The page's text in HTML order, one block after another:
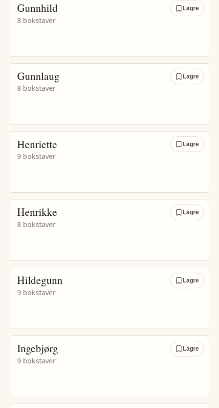
Gunnhild
8 bokstaver
Lagre
Gunnlaug
8 bokstaver
Lagre
Henriette
9 bokstaver
Lagre
Henrikke
8 bokstaver
Lagre
Hildegunn
9 bokstaver
Lagre
Ingebjørg
9 bokstaver
Lagre